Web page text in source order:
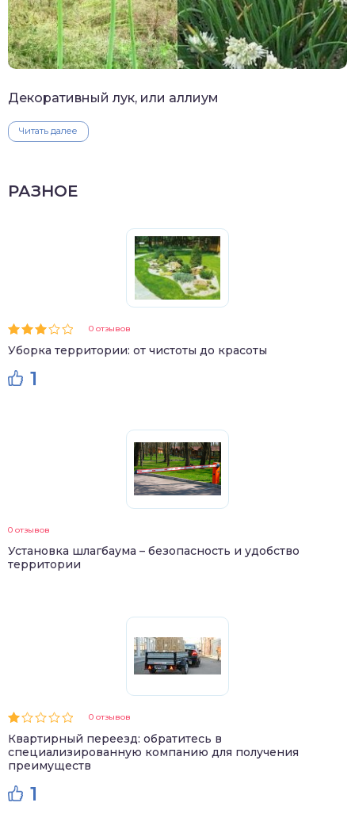
Декоративный лук, или аллиум
Читать далее
РАЗНОЕ
0 отзывов
Уборка территории: от чистоты до красоты
1
0 отзывов
Установка шлагбаума – безопасность и удобство
территории
0 отзывов
Квартирный переезд: обратитесь в
специализированную компанию для получения
преимуществ
1